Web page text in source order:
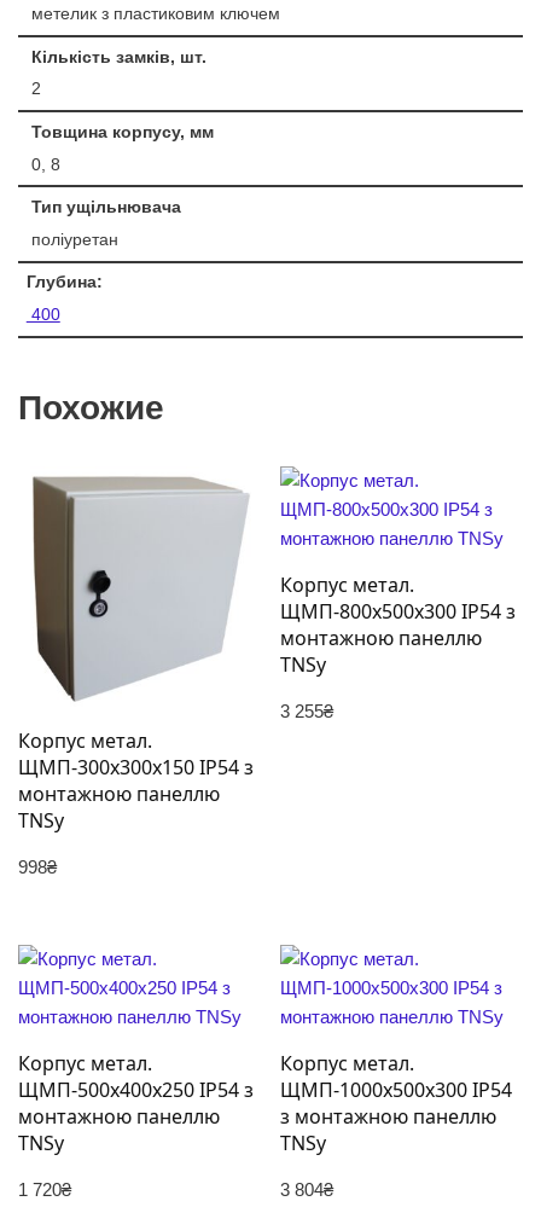
метелик з пластиковим ключем
Кількість замків, шт.
2
Товщина корпусу, мм
0, 8
Тип ущільнювача
поліуретан
Глубина:
400
Похожие
Корпус метал.
ЩМП-300х300х150 IP54 з
монтажною панеллю
TNSy
998₴
Корпус метал.
ЩМП-800х500х300 IP54 з
монтажною панеллю
TNSy
3 255₴
Корпус метал.
ЩМП-500х400х250 IP54 з
монтажною панеллю
TNSy
1 720₴
Корпус метал.
ЩМП-1000х500х300 IP54
з монтажною панеллю
TNSy
3 804₴